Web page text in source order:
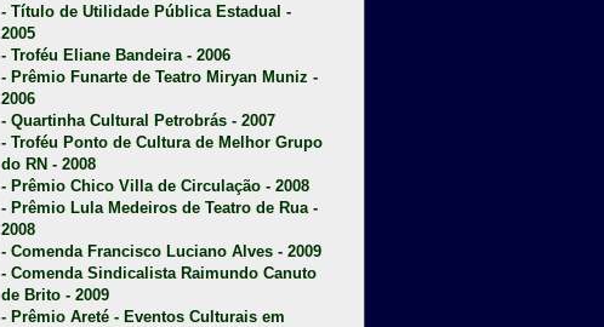
- Título de Utilidade Pública Estadual -
2005
- Troféu Eliane Bandeira - 2006
- Prêmio Funarte de Teatro Miryan Muniz -
2006
- Quartinha Cultural Petrobrás - 2007
- Troféu Ponto de Cultura de Melhor Grupo
do RN - 2008
- Prêmio Chico Villa de Circulação - 2008
- Prêmio Lula Medeiros de Teatro de Rua -
2008
- Comenda Francisco Luciano Alves - 2009
- Comenda Sindicalista Raimundo Canuto
de Brito - 2009
- Prêmio Areté - Eventos Culturais em